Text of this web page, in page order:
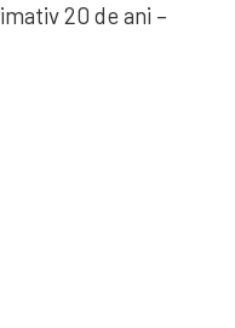
20 de ani –